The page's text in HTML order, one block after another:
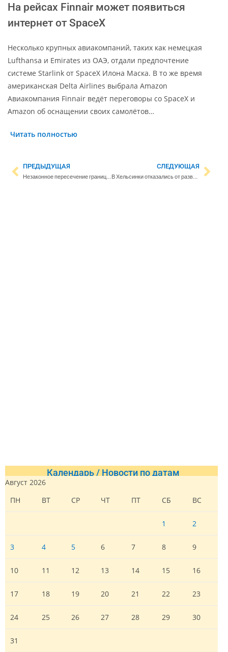
На рейсах Finnair может появиться
интернет от SpaceX
Несколько крупных авиакомпаний, таких как немецкая
Lufthansa и Emirates из ОАЭ, отдали предпочтение
системе Starlink от SpaceX Илона Маска. В то же время
американская Delta Airlines выбрала Amazon
Авиакомпания Finnair ведёт переговоры со SpaceX и
Amazon об оснащении своих самолётов…
Читать полностью
ПРЕДЫДУЩАЯ
Незаконное пересечение границы в Северной Карелии
СЛЕДУЮЩАЯ
В Хельсинки отказались от развеивания праха усопших над водоемом из-за речного моллюска
Календарь / Новости по датам
Август 2026
ПН
ВТ СР ЧТ ПТ СБ ВС
1 2
3 4 5 6 7 8 9
10 11 12 13 14 15 16
17 18 19 20 21 22 23
24 25 26 27 28 29 30
31